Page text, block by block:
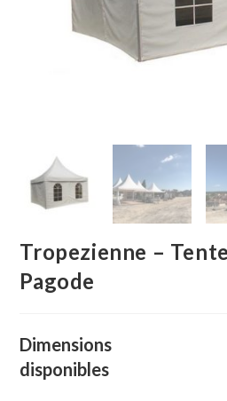
Tropezienne –
Pagode
Dimensions
disponibles